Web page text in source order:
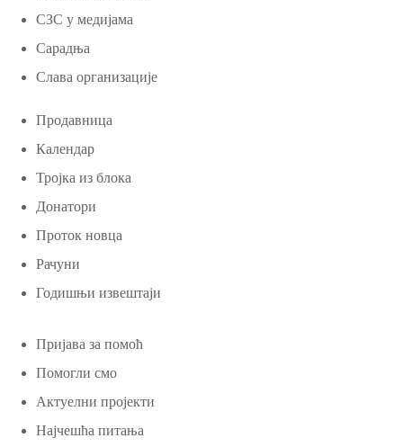
СЗС у медијама
Сарадња
Слава организације
Продавница
Календар
Тројка из блока
Донатори
Проток новца
Рачуни
Годишњи извештаји
Пријава за помоћ
Помогли смо
Актуелни пројекти
Најчешћа питања